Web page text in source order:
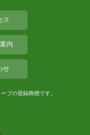
ス
内
せ
ブの登録商標です。